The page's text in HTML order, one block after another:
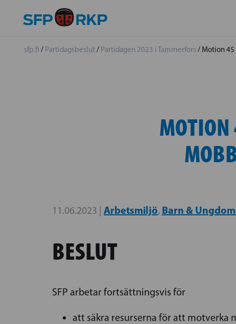
sfp.fi / Partidagsbeslut/ Partidagen 2023 i Tammerfors / Motion
11.06.2023 | Arbetsmiljö, Barn &
BESLUT
SFP arbetar fortsättningsvis för
att säkra resurserna för att motverka